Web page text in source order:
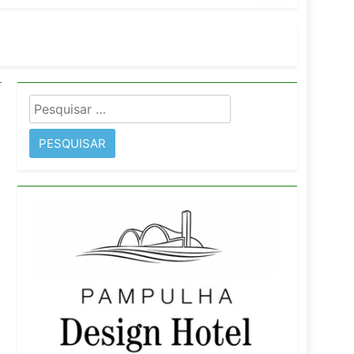
São Paulo Ibirapuera
Pesquisar
por: